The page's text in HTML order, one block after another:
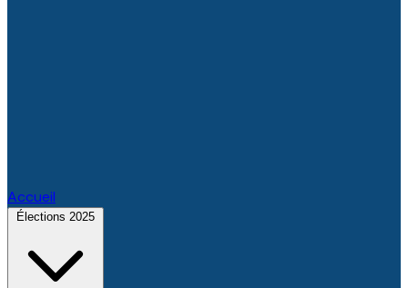
Accueil
Élections 2025